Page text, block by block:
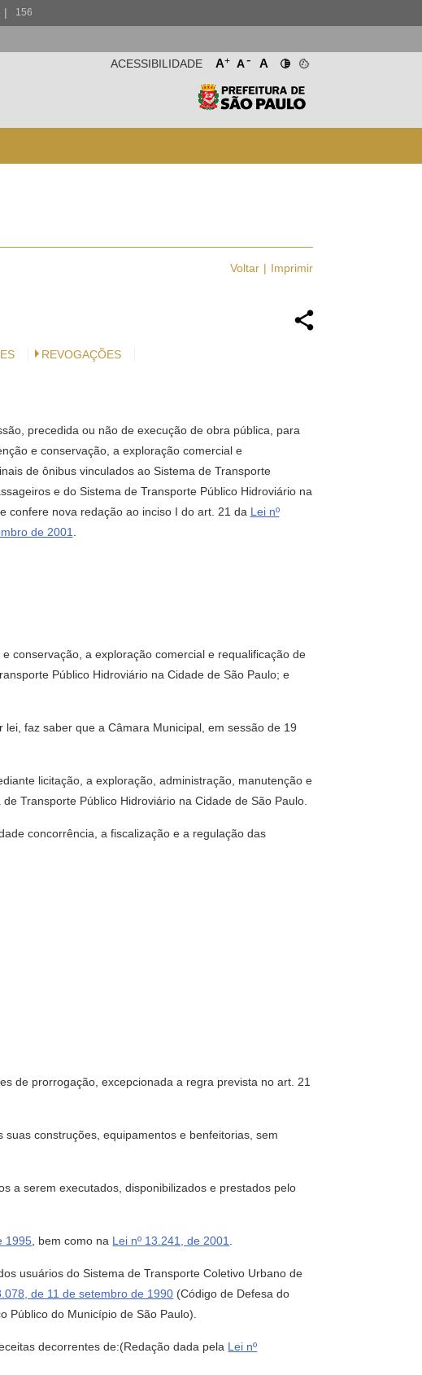
| 156
A+ A- A
ACESSIBILIDADE
Voltar Imprimir
REVOGAÇÕES
precedida ou não de execução de obra pública, para
e conservação, a exploração comercial e
de ônibus vinculados ao Sistema de Transporte
e do Sistema de Transporte Público Hidroviário na
confere nova redação ao inciso I do art. 21 da Lei nº
de 2001
conservação, a exploração comercial e requalificação de
Público Hidroviário na Cidade de São Paulo; e
faz saber que a Câmara Municipal, em sessão de 19
licitação, a exploração, administração, manutenção e
Transporte Público Hidroviário na Cidade de São Paulo.
concorrência, a fiscalização e a regulação das
de prorrogação, excepcionada a regra prevista no art. 21
construções, equipamentos e benfeitorias, sem
a serem executados, disponibilizados e prestados pelo
1995 , bem como na Lei nº 13.241, de 2001
usuários do Sistema de Transporte Coletivo Urbano de
de 11 de setembro de 1990 (Código de Defesa do
Público do Município de São Paulo).
decorrentes de:(Redação dada pela Lei nº